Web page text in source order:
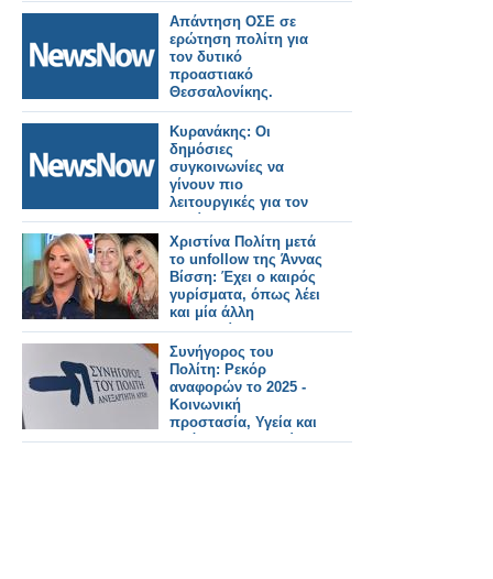
Απάντηση ΟΣΕ σε
ερώτηση πολίτη για
τον δυτικό
προαστιακό
Θεσσαλονίκης.
Κυρανάκης: Οι
δημόσιες
συγκοινωνίες να
γίνουν πιο
λειτουργικές για τον
πολίτη.
Χριστίνα Πολίτη μετά
το unfollow της Άννας
Βίσση: Έχει ο καιρός
γυρίσματα, όπως λέει
και μία άλλη
τραγουδίστρια
Συνήγορος του
Πολίτη: Ρεκόρ
αναφορών το 2025 -
Κοινωνική
προστασία, Υγεία και
πρόνοια στις πρώτες